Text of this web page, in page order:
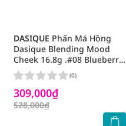
DASIQUE Phấn Má Hồng
Dasique Blending Mood
Cheek 16.8g .#08 Blueberry
Sorbet
309,000₫
528,000₫
(0)